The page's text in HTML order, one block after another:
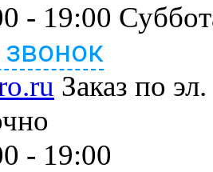
- 19:00
Заказ по
- 19:00